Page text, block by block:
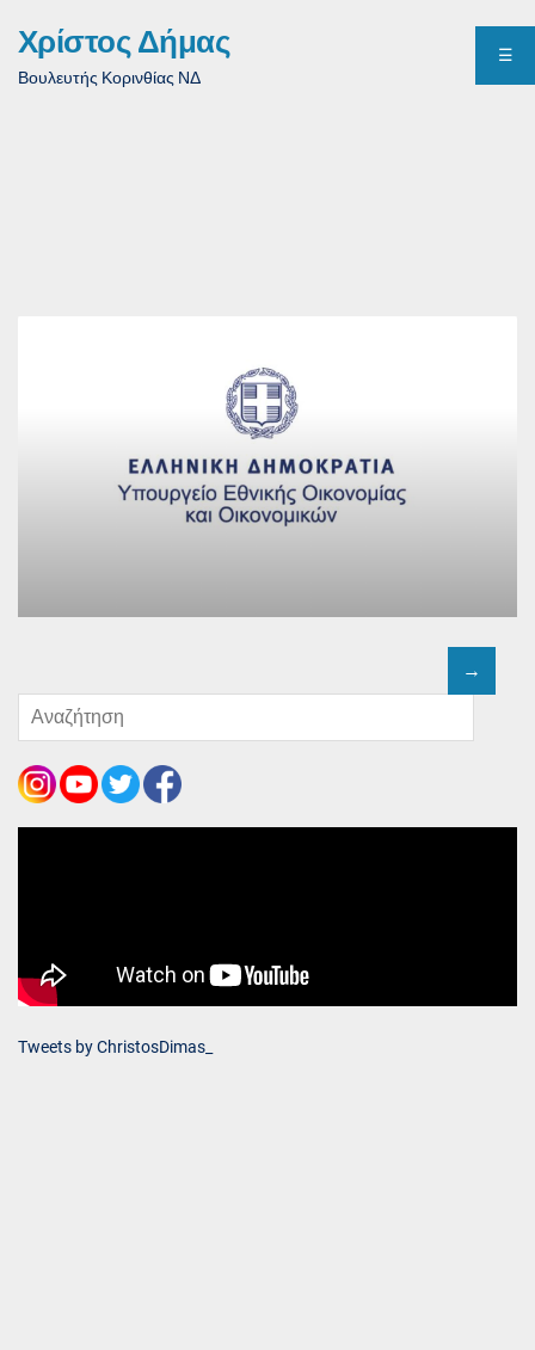
Χρίστος Δήμας
Βουλευτής Κορινθίας ΝΔ
☰
Tweets by ChristosDimas_